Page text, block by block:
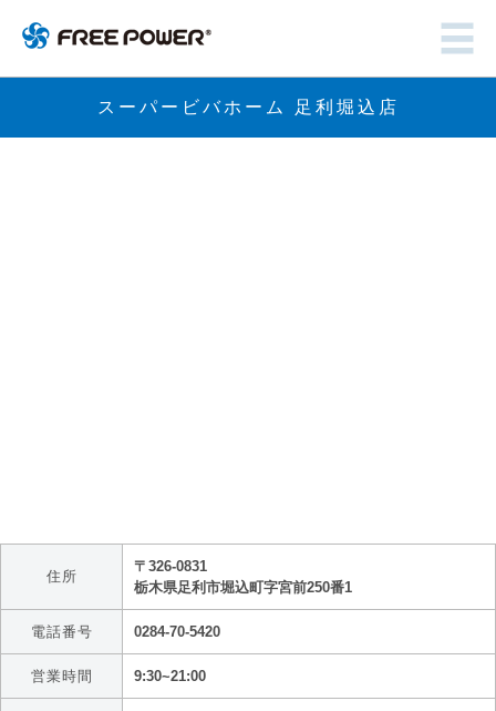
スーパービバホーム 足利堀込店
住所
〒326-0831
栃木県足利市堀込町字宮前250番1
電話番号 0284-70-5420
営業時間 9:30~21:00